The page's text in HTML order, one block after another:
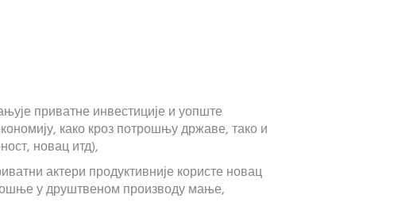
приватне инвестиције и уопште
како кроз потрошњу државе, тако и
новац итд),
актери продуктивније користе новац
у друштвеном производу мање,